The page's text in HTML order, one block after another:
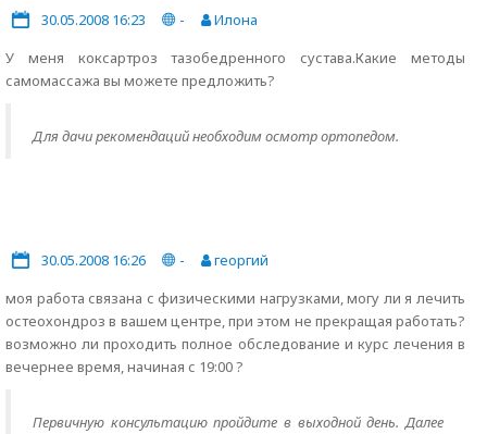
30.05.2008 16:23 -
Илона
У меня коксартроз тазобедренного сустава.Какие методы
самомассажа вы можете предложить?
Для дачи рекомендаций необходим осмотр ортопедом.
30.05.2008 16:26 -
георгий
моя работа связана с физическими нагрузками, могу ли я лечить
остеохондроз в вашем центре, при этом не прекращая работать?
возможно ли проходить полное обследование и курс лечения в
вечернее время, начиная с 19:00 ?
Первичную консультацию пройдите в выходной день. Далее